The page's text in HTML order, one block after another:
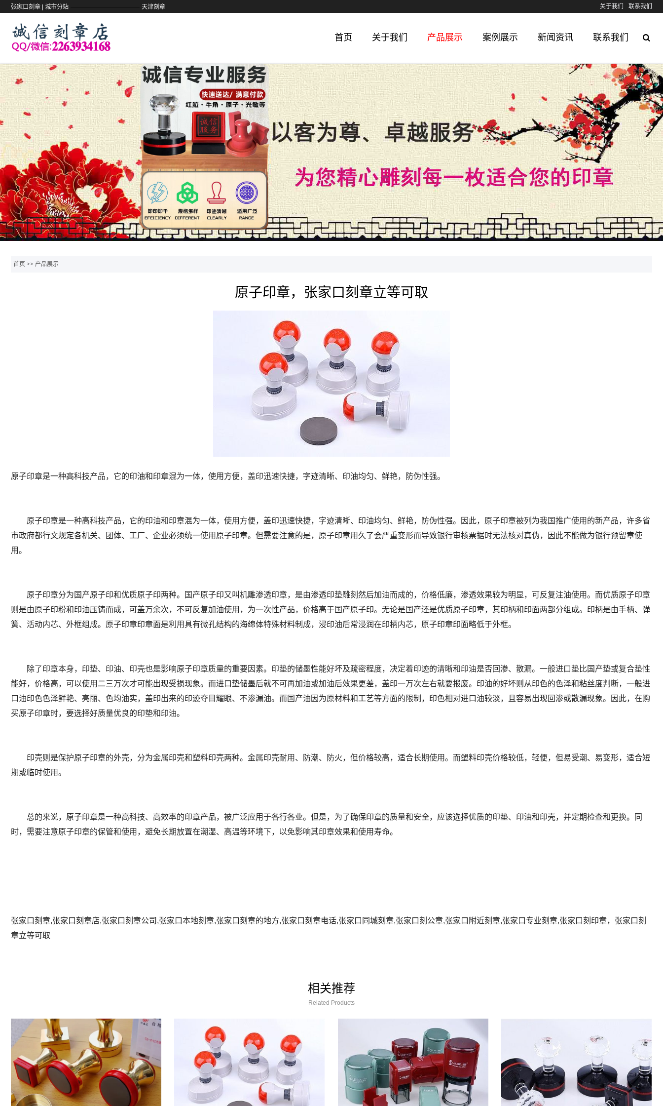
张家口刻章 | 城市分站 —————————— 天津刻章 关于我们 联系我们
首页 关于我们 产品展示 案例展示 新闻资讯 联系我们
首页 >> 产品展示
原子印章，张家口刻章立等可取
原子印章是一种高科技产品，它的印油和印章混为一体，使用方便，盖印迅速快捷，字迹清晰、印油均匀、鲜艳，防伪性强。
原子印章是一种高科技产品，它的印油和印章混为一体，使用方便，盖印迅速快捷，字迹清晰、印油均匀、鲜艳，防伪性强。因此，原子印章被列为我国推广使用的新产品，许多省
市政府都行文规定各机关、团体、工厂、企业必须统一使用原子印章。但需要注意的是，原子印章用久了会严重变形而导致银行审核票据时无法核对真伪，因此不能做为银行预留章使
用。
原子印章分为国产原子印和优质原子印两种。国产原子印又叫机雕渗透印章，是由渗透印垫雕刻然后加油而成的，价格低廉，渗透效果较为明显，可反复注油使用。而优质原子印章
则是由原子印粉和印油压铸而成，可盖万余次，不可反复加油使用，为一次性产品，价格高于国产原子印。无论是国产还是优质原子印章，其印柄和印面两部分组成。印柄是由手柄、弹
簧、活动内芯、外框组成。原子印章印章面是利用具有微孔结构的海绵体特殊材料制成，浸印油后常浸润在印柄内芯，原子印章印面略低于外框。
除了印章本身，印垫、印油、印壳也是影响原子印章质量的重要因素。印垫的储墨性能好坏及疏密程度，决定着印迹的清晰和印油是否回渗、散漏。一般进口垫比国产垫或复合垫性
能好，价格高，可以使用二三万次才可能出现受损现象。而进口垫储墨后就不可再加油或加油后效果更差，盖印一万次左右就要报废。印油的好坏则从印色的色泽和粘丝度判断，一般进
口油印色色泽鲜艳、亮丽、色均油实，盖印出来的印迹夺目耀眼、不渗漏油。而国产油因为原材料和工艺等方面的限制，印色相对进口油较淡，且容易出现回渗或散漏现象。因此，在购
买原子印章时，要选择好质量优良的印垫和印油。
印壳则是保护原子印章的外壳，分为金属印壳和塑料印壳两种。金属印壳耐用、防潮、防火，但价格较高，适合长期使用。而塑料印壳价格较低，轻便，但易受潮、易变形，适合短
期或临时使用。
总的来说，原子印章是一种高科技、高效率的印章产品，被广泛应用于各行各业。但是，为了确保印章的质量和安全，应该选择优质的印垫、印油和印壳，并定期检查和更换。同
时，需要注意原子印章的保管和使用，避免长期放置在潮湿、高温等环境下，以免影响其印章效果和使用寿命。
张家口刻章,张家口刻章店,张家口刻章公司,张家口本地刻章,张家口刻章的地方,张家口刻章电话,张家口同城刻章,张家口刻公章,张家口附近刻章,张家口专业刻章,张家口刻印章，张家口刻
章立等可取
相关推荐
Related Products